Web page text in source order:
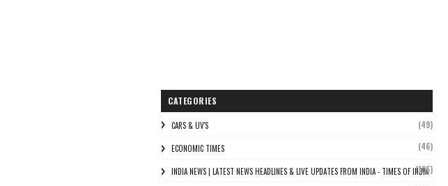
CATEGORIES
CARS & UV'S (49)
ECONOMIC TIMES (46)
INDIA NEWS | LATEST NEWS HEADLINES & LIVE UPDATES FROM INDIA - TIMES OF INDIA
(106)